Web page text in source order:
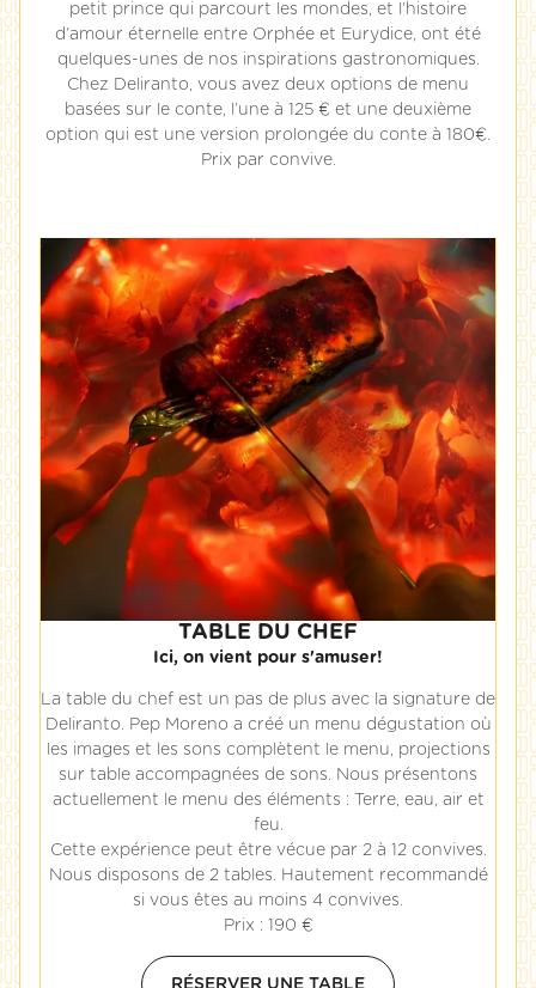
petit prince qui parcourt les mondes, et l’histoire
d’amour éternelle entre Orphée et Eurydice, ont été
quelques-unes de nos inspirations gastronomiques.
Chez Deliranto, vous avez deux options de menu
basées sur le conte, l’une à 125 € et une deuxième
option qui est une version prolongée du conte à 180€.
Prix par convive.
TABLE DU CHEF
Ici, on vient pour s'amuser!
La table du chef est un pas de plus avec la signature de
Deliranto. Pep Moreno a créé un menu dégustation où
les images et les sons complètent le menu, projections
sur table accompagnées de sons. Nous présentons
actuellement le menu des éléments : Terre, eau, air et
feu.
Cette expérience peut être vécue par 2 à 12 convives.
Nous disposons de 2 tables. Hautement recommandé
si vous êtes au moins 4 convives.
Prix : 190 €
RÉSERVER UNE TABLE